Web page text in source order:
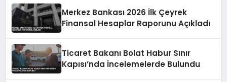
Merkez Bankası 2026 İlk Çeyrek
Finansal Hesaplar Raporunu Açıkladı
Ticaret Bakanı Bolat Habur Sınır
Kapısı’nda İncelemelerde Bulundu